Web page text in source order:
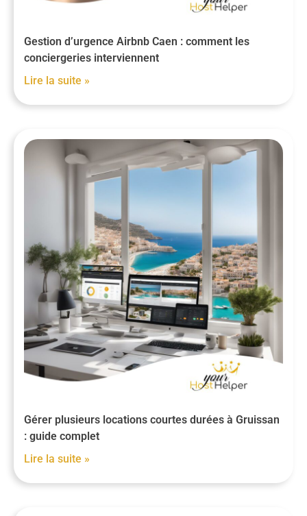
Gestion d’urgence Airbnb Caen : comment les
conciergeries interviennent
Lire la suite »
Gérer plusieurs locations courtes durées à Gruissan
: guide complet
Lire la suite »